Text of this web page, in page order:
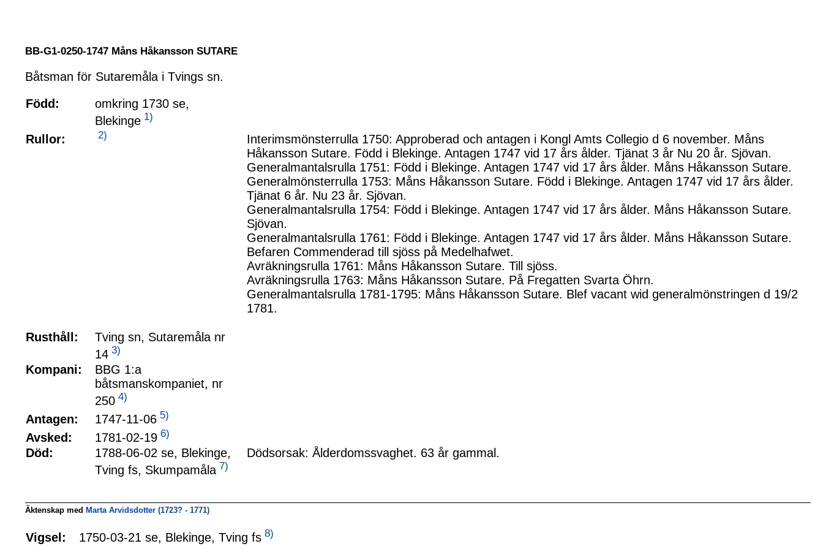
BB-G1-0250-1747 Måns Håkansson SUTARE
Båtsman för Sutaremåla i Tvings sn.
Född:
omkring 1730 se,
Blekinge 1)
Rullor: 2)
Interimsmönsterrulla 1750: Approberad och antagen i Kongl Amts Collegio d 6 november. Måns
Håkansson Sutare. Född i Blekinge. Antagen 1747 vid 17 års ålder. Tjänat 3 år Nu 20 år. Sjövan.
Generalmantalsrulla 1751: Född i Blekinge. Antagen 1747 vid 17 års ålder. Måns Håkansson Sutare.
Generalmönsterrulla 1753: Måns Håkansson Sutare. Född i Blekinge. Antagen 1747 vid 17 års ålder.
Tjänat 6 år. Nu 23 år. Sjövan.
Generalmantalsrulla 1754: Född i Blekinge. Antagen 1747 vid 17 års ålder. Måns Håkansson Sutare.
Sjövan.
Generalmantalsrulla 1761: Född i Blekinge. Antagen 1747 vid 17 års ålder. Måns Håkansson Sutare.
Befaren Commenderad till sjöss på Medelhafwet.
Avräkningsrulla 1761: Måns Håkansson Sutare. Till sjöss.
Avräkningsrulla 1763: Måns Håkansson Sutare. På Fregatten Svarta Öhrn.
Generalmantalsrulla 1781-1795: Måns Håkansson Sutare. Blef vacant wid generalmönstringen d 19/2
1781.
Rusthåll:
Tving sn, Sutaremåla nr
14 3)
Kompani:
BBG 1:a
båtsmanskompaniet, nr
250 4)
Antagen: 1747-11-06 5)
Avsked: 1781-02-19 6)
Död:
1788-06-02 se, Blekinge,
Tving fs, Skumpamåla 7)
Dödsorsak: Ålderdomssvaghet. 63 år gammal.
Äktenskap med Marta Arvidsdotter (1723? - 1771)
Vigsel: 1750-03-21 se, Blekinge, Tving fs 8)